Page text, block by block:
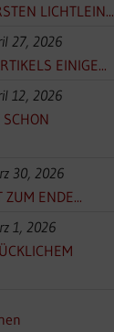
LICHTLEIN...
27, 2026
EINIGE...
12, 2026
30, 2026
ZUM ENDE...
1, 2026